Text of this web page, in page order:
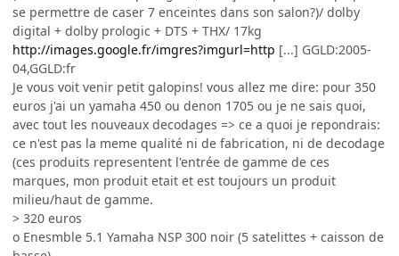
se permettre de caser 7 enceintes dans son salon?)/ dolby
digital + dolby prologic + DTS + THX/ 17kg
http://images.google.fr/imgres?imgurl=http [...] GGLD:2005-
04,GGLD:fr
Je vous voit venir petit galopins! vous allez me dire: pour 350
euros j'ai un yamaha 450 ou denon 1705 ou je ne sais quoi,
avec tout les nouveaux decodages => ce a quoi je repondrais:
ce n'est pas la meme qualité ni de fabrication, ni de decodage
(ces produits representent l'entrée de gamme de ces
marques, mon produit etait et est toujours un produit
milieu/haut de gamme.
> 320 euros
o Enesmble 5.1 Yamaha NSP 300 noir (5 satelittes + caisson de